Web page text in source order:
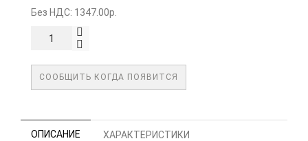
Без НДС: 1347.00р.
СООБЩИТЬ КОГДА ПОЯВИТСЯ
ОПИСАНИЕ ХАРАКТЕРИСТИКИ